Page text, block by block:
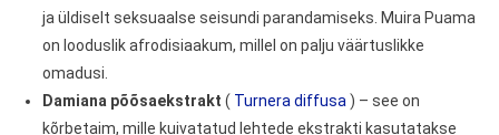
ja üldiselt seksuaalse seisundi parandamiseks. Muira Puama
on looduslik afrodisiaakum, millel on palju väärtuslikke
omadusi.
Damiana põõsaekstrakt ( Turnera diffusa ) – see on
kõrbetaim, mille kuivatatud lehtede ekstrakti kasutatakse